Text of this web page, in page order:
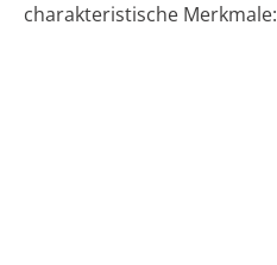
charakteristische Merkmale: